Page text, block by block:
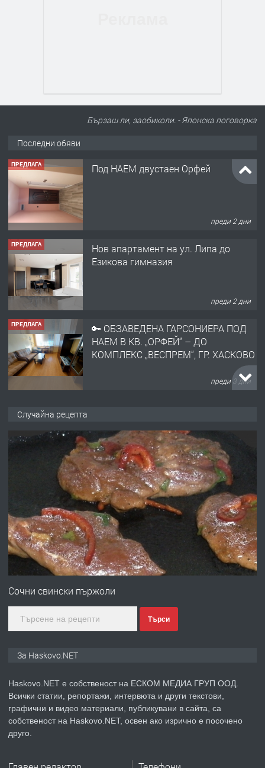
Бързаш ли, заобиколи. - Японска поговорка
Последни обяви
ПРЕДЛАГА Под НАЕМ двустаен Орфей
преди 2 дни
ПРЕДЛАГА
Нов апартамент на ул. Липа до
Езикова гимназия
преди 2 дни
ПРЕДЛАГА
🔑 ОБЗАВЕДЕНА ГАРСОНИЕРА ПОД
НАЕМ В КВ. „ОРФЕЙ“ – ДО
КОМПЛЕКС „ВЕСПРЕМ“, ГР. ХАСКОВО
преди 3 дни
АПАРТАМЕНТ В ЦЕНТЪРА НА ГР.
ХАСКОВО
преди 4 дни
Давам гараж под наем
преди 4 дни
ПРЕДЛАГА
№4120 Магазин/Офис под наем в кв.
градската градина!
преди 5 дни
ПРЕДЛАГА
Продавам парцел в гр. Хасково кв.
Случайна рецепта
Сочни свински пържоли
Търси
За Haskovo.NET
Haskovo.NET е собственост на ЕСКОМ МЕДИА ГРУП ООД.
Всички статии, репортажи, интервюта и други текстови,
графични и видео материали, публикувани в сайта, са
собственост на Haskovo.NET, освен ако изрично е посочено
друго.